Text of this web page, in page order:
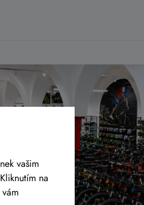
vašim
na